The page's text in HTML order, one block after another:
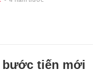
bước tiến mới